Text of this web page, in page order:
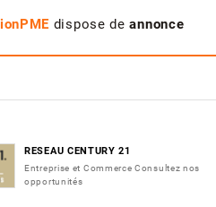
dispose deannonce
RESEAU CENTURY 21
Entreprise et Commerce Consultez nos
opportunités